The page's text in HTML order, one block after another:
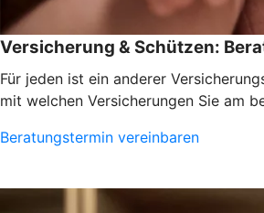
Versicherung & Schützen:
Für jeden ist ein anderer
mit welchen Versicherungen Sie am
Beratungstermin vereinbaren